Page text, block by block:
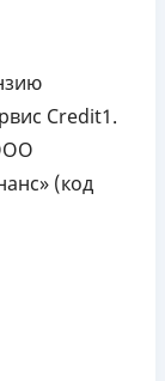
Credit1.
(код